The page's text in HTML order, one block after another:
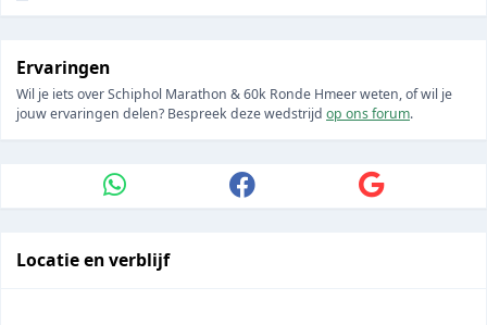
Ervaringen
Wil je iets over Schiphol Marathon & 60k Ronde Hmeer weten, of wil je
jouw ervaringen delen? Bespreek deze wedstrijd op ons forum.
Locatie en verblijf